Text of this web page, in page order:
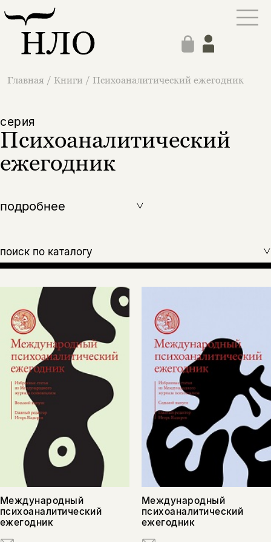
Главная / Книги / Психоаналитический ежегодник
поиск по каталогу
cерия
Психоаналитический
ежегодник
подробнее
Международный
психоаналитический
ежегодник
Международный
психоаналитический
ежегодник